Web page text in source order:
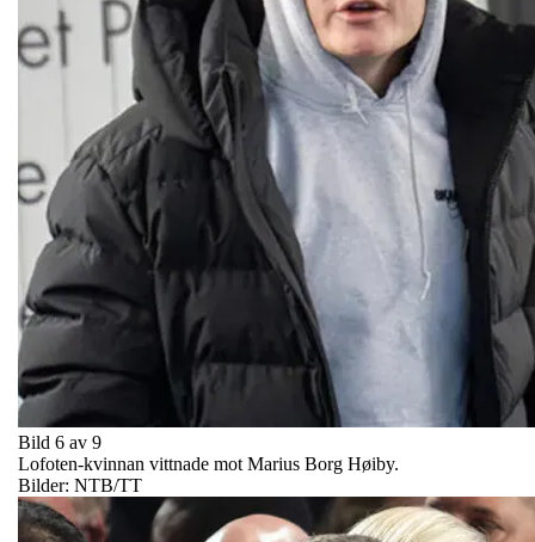
Bild 6 av 9
Lofoten-kvinnan vittnade mot Marius Borg Høiby.
Bilder: NTB/TT